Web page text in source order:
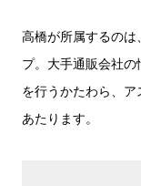
高橋が所属するの
プ。大手通販会社
を行うかたわら、
あたります。